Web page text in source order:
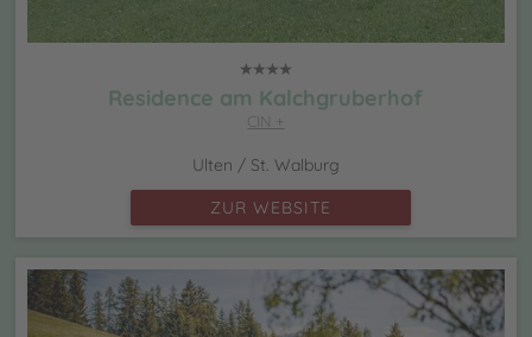
Residence am Kalchgruberhof
CIN +
Ulten / St. Walburg
ZUR WEBSITE